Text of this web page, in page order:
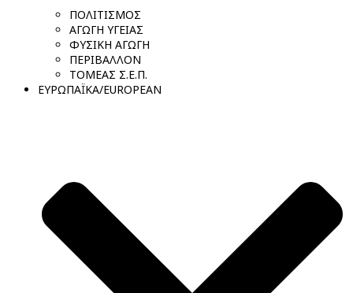
ΠΟΛΙΤΙΣΜΟΣ
ΑΓΩΓΗ ΥΓΕΙΑΣ
ΦΥΣΙΚΗ ΑΓΩΓΗ
ΠΕΡΙΒΑΛΛΟΝ
ΤΟΜΕΑΣ Σ.Ε.Π.
ΕΥΡΩΠΑΪΚΑ/EUROPEAN